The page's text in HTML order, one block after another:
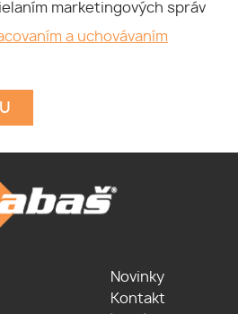
marketingových správ
a uchovávaním
Novinky
Kontakt